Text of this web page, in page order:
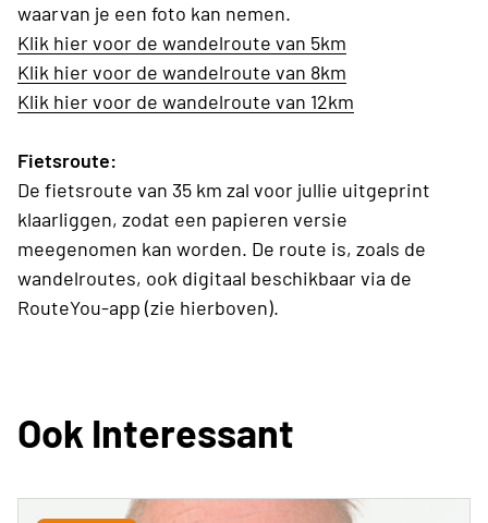
waarvan je een foto kan nemen.
Klik hier voor de wandelroute van 5km
Klik hier voor de wandelroute van 8km
Klik hier voor de wandelroute van 12km
Fietsroute:
De fietsroute van 35 km zal voor jullie uitgeprint
klaarliggen, zodat een papieren versie
meegenomen kan worden. De route is, zoals de
wandelroutes, ook digitaal beschikbaar via de
RouteYou-app (zie hierboven).
Ook Interessant